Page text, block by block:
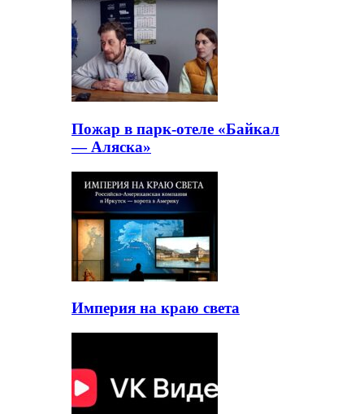
Пожар в парк-отеле «Байкал
— Аляска»
Империя на краю света